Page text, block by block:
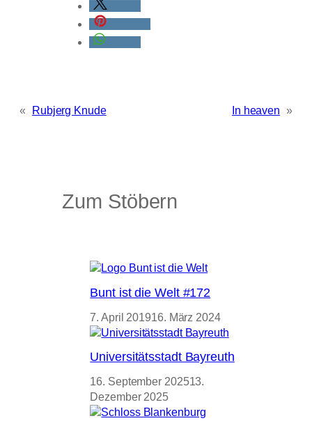
« Rubjerg Knude In heaven »
Zum Stöbern
Bunt ist die Welt #172
7. April 201916. März 2024
Universitätsstadt Bayreuth
16. September 202513.
Dezember 2025